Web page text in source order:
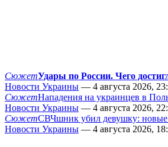
СюжетУдары по России. Чего
Новости Украины — 4 августа 2026,
СюжетНападения на украинцев в
Новости Украины — 4 августа 2026,
СюжетСВЧшник убил девушку: новые
Новости Украины — 4 августа 2026,